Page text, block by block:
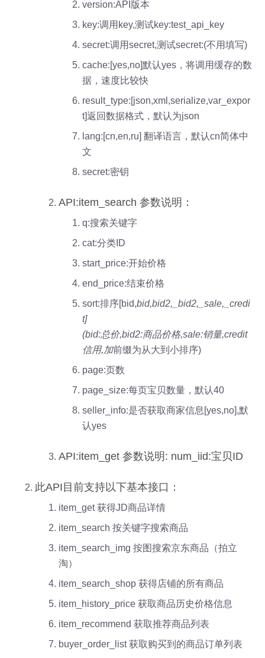
version:API版本
key:调用key,测试key:test_api_key
secret:调用secret,测试secret:(不用填写)
cache:[yes,no]默认yes，将调用缓存的数
据，速度比较快
result_type:[json,xml,serialize,var_expor
t]返回数据格式，默认为json
lang:[cn,en,ru] 翻译语言，默认cn简体中
文
secret:密钥
API:item_search 参数说明：
q:搜索关键字
cat:分类ID
start_price:开始价格
end_price:结束价格
sort:排序[bid,bid,bid2,_bid2,_sale,_credi
t]
(bid:总价,bid2:商品价格,sale:销量,credit
信用,加前缀为从大到小排序)
page:页数
page_size:每页宝贝数量，默认40
seller_info:是否获取商家信息[yes,no],默
认yes
API:item_get 参数说明: num_iid:宝贝ID
此API目前支持以下基本接口：
item_get 获得JD商品详情
item_search 按关键字搜索商品
item_search_img 按图搜索京东商品（拍立
淘）
item_search_shop 获得店铺的所有商品
item_history_price 获取商品历史价格信息
item_recommend 获取推荐商品列表
buyer_order_list 获取购买到的商品订单列表